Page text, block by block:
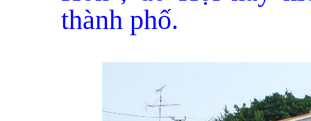
thành phố.